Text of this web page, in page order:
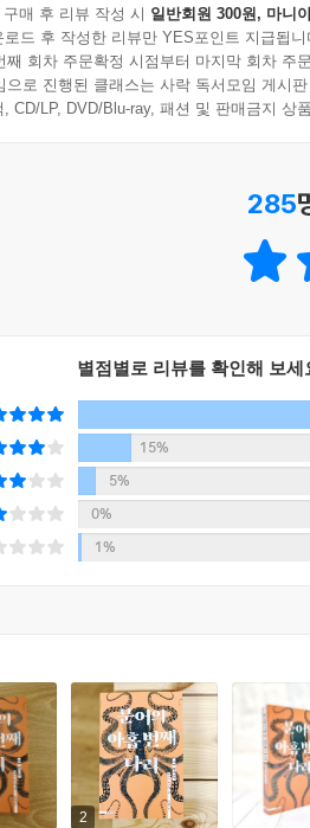
를 읽은 적이 있습니다. 문재인 대통
속했습니다. 그러면서 화력발전소
대처하기 위해서는 많은 국가가 함
참여는 우리의 삶뿐만 아니라 지
위기에 처하자 중국, 러시아와 미
라 해리스, 슈뢰더 등 실존 인물들이
우리가 지금 대처하지 않으면 안 될
을 발휘한다. 나는 우리 인간도 국경
할 수 없는 힘을 지니고 있음을 일
였고, 자연 속의 모든 것들도 사유
에서는 인간이 그토록 자랑스럽게
이 얼마나 촉박한 것인지를 경고하고
매 후 리뷰 작성 시 일반회원 300원, 마니
로드 후 작성한 리뷰만 YES포인트 지급됩니
째 회차 주문확정 시점부터 마지막 회차 주
으로 진행된 클래스는 사락 독서모임 게시
, CD/LP, DVD/Blu-ray, 패션 및 판매금지 상
285
별점별로 리뷰를 확인해 보세
15%
5%
0%
1%
2